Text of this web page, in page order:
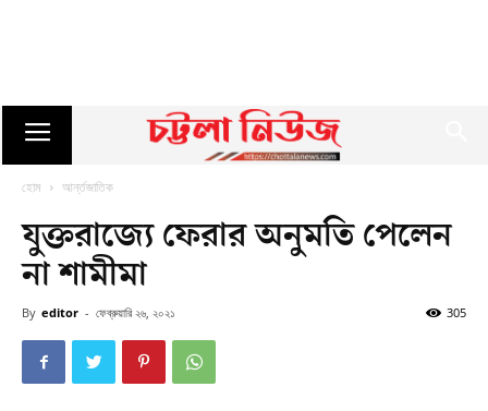
হোম আর্ন্তজাতিক
যুক্তরাজ্যে ফেরার অনুমতি পেলেন
না শামীমা
By editor - ফেব্রুয়ারি ২৬, ২০২১ 305